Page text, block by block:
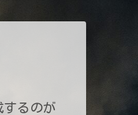
するのが